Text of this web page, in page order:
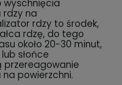
wyschnięcia
na
rdzy to środek,
rdzę, do tego
około 20-30 minut,
słońce
przereagowanie
powierzchni.